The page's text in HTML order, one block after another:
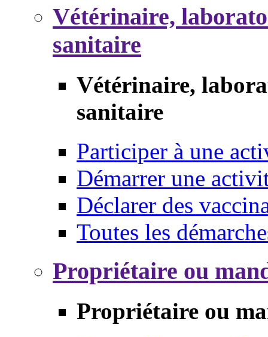
Vétérinaire,
sanitaire
Vétérinaire,
sanitaire
Participer à une
Démarrer une
Déclarer des
Toutes les
Propriétaire ou
Propriétaire ou